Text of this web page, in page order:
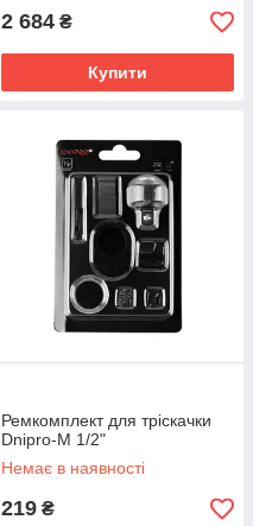
2 684 ₴
Купити
Ремкомплект для тріскачки
Dnipro-M 1/2"
Немає в наявності
219 ₴